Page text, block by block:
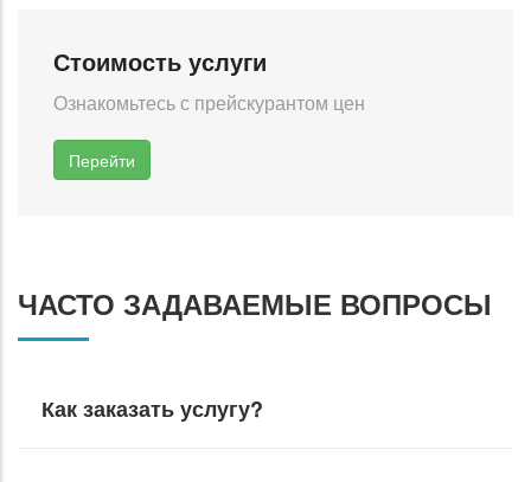
Стоимость услуги
Ознакомьтесь с прейскурантом цен
Перейти
ЧАСТО ЗАДАВАЕМЫЕ ВОПРОСЫ
Как заказать услугу?